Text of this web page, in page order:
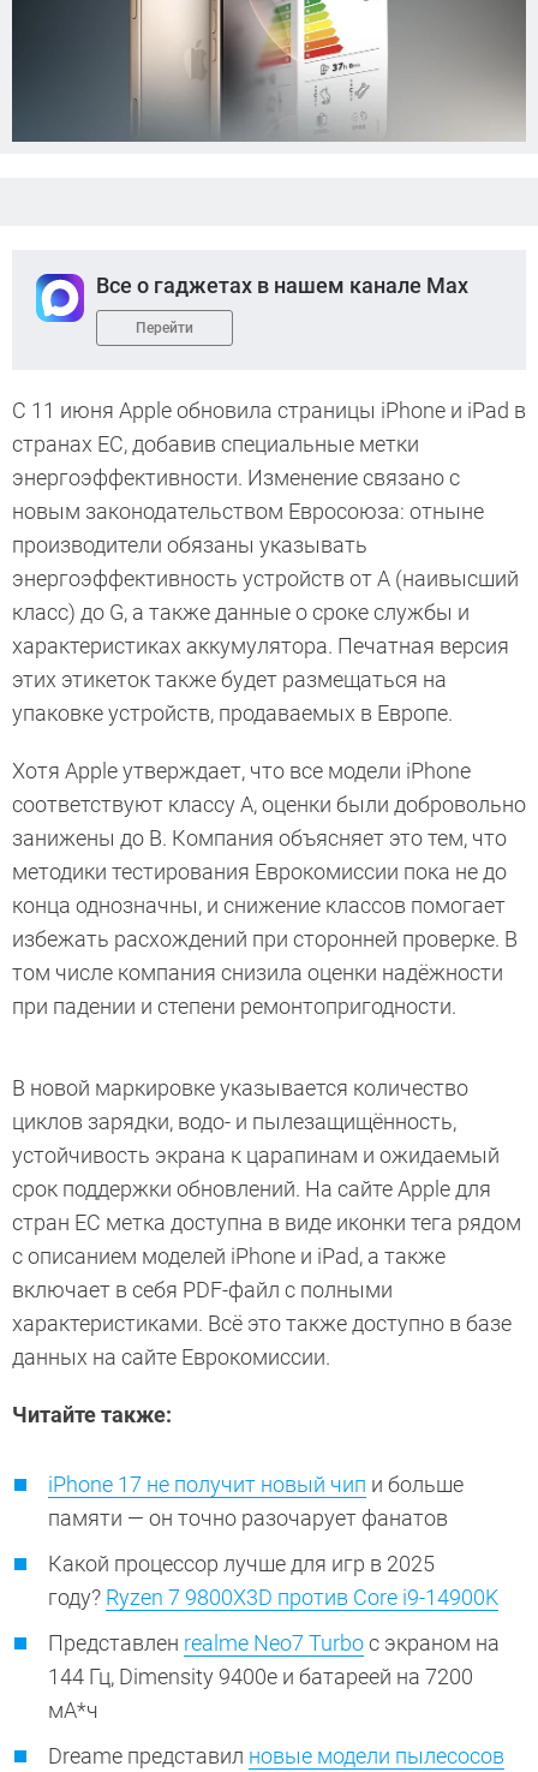
Все о гаджетах в нашем канале Max
Перейти
С 11 июня Apple обновила страницы iPhone и iPad в
странах ЕС, добавив специальные метки
энергоэффективности. Изменение связано с
новым законодательством Евросоюза: отныне
производители обязаны указывать
энергоэффективность устройств от A (наивысший
класс) до G, а также данные о сроке службы и
характеристиках аккумулятора. Печатная версия
этих этикеток также будет размещаться на
упаковке устройств, продаваемых в Европе.
Хотя Apple утверждает, что все модели iPhone
соответствуют классу A, оценки были добровольно
занижены до B. Компания объясняет это тем, что
методики тестирования Еврокомиссии пока не до
конца однозначны, и снижение классов помогает
избежать расхождений при сторонней проверке. В
том числе компания снизила оценки надёжности
при падении и степени ремонтопригодности.
В новой маркировке указывается количество
циклов зарядки, водо- и пылезащищённость,
устойчивость экрана к царапинам и ожидаемый
срок поддержки обновлений. На сайте Apple для
стран ЕС метка доступна в виде иконки тега рядом
с описанием моделей iPhone и iPad, а также
включает в себя PDF-файл с полными
характеристиками. Всё это также доступно в базе
данных на сайте Еврокомиссии.
Читайте также:
iPhone 17 не получит новый чип и больше
памяти — он точно разочарует фанатов
Какой процессор лучше для игр в 2025
году? Ryzen 7 9800X3D против Core i9-14900K
Представлен realme Neo7 Turboс экраном на
144 Гц, Dimensity 9400e и батареей на 7200
мА*ч
Dreame представил новые модели пылесосов